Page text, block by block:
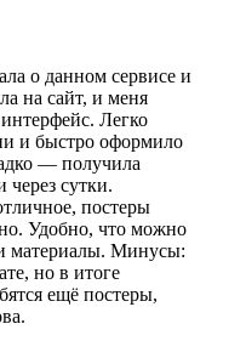
о данном сервисе и
на сайт, и меня
Легко
и быстро оформило
— получила
через сутки.
постеры
Удобно, что можно
материалы. Минусы:
но в итоге
ещё постеры,